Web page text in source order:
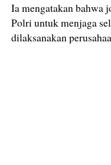
Ia mengatakan bahwa
Polri untuk menjaga
dilaksanakan